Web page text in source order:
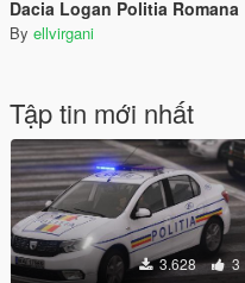
Dacia Logan Politia Romana
By ellvirgani
Tập tin mới nhất
3.628 3